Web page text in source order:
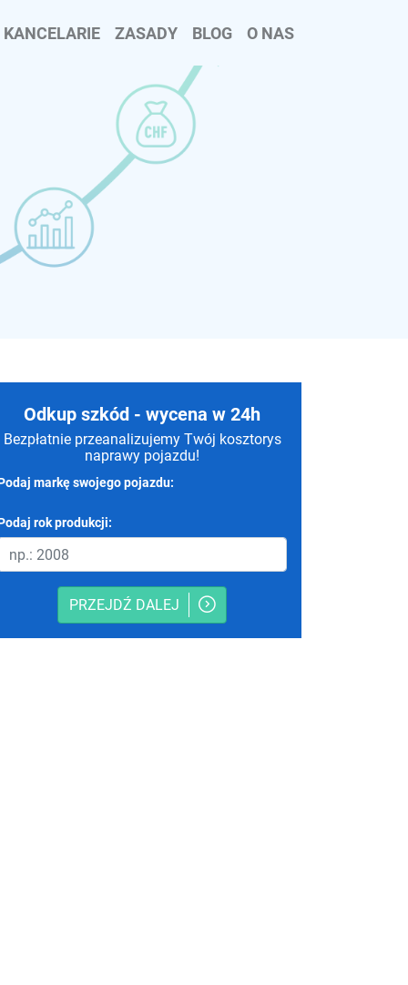
KANCELARIE ZASADY BLOG O NAS
Odkup szkód - wycena w 24h
Bezpłatnie przeanalizujemy Twój kosztorys
naprawy pojazdu!
markę swojego pojazdu:
rok produkcji:
PRZEJDŹ DALEJ